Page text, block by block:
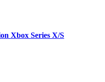
Xbox Series X/S